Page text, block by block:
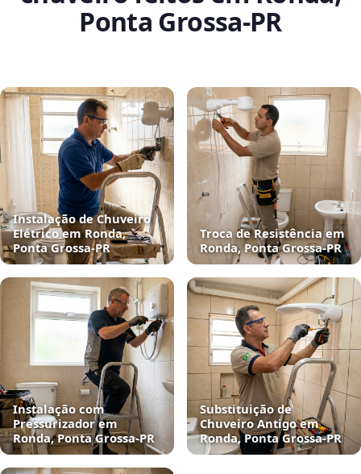
Ponta Grossa‑PR
Instalação de Chuveiro
Elétrico em Ronda,
Ponta Grossa‑PR
Troca de Resistência em
Ronda, Ponta Grossa‑PR
Instalação com
Pressurizador em
Ronda, Ponta Grossa‑PR
Substituição de
Chuveiro Antigo em
Ronda, Ponta Grossa‑PR